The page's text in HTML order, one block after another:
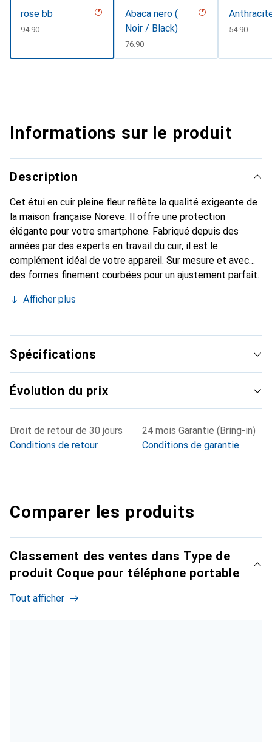
rose bb
CHF
94.90
Abaca nero (
Noir / Black)
CHF
76.90
CHF
54.90
Informations sur le produit
Description
Cet étui en cuir pleine fleur reflète la qualité exigeante de
la maison française Noreve. Il offre une protection
élégante pour votre smartphone. Fabriqué depuis des
années par des experts en travail du cuir, il est le
complément idéal de votre appareil. Sur mesure et avec
des formes finement courbées pour un ajustement parfait.
smartphone. La marque Noreve est internationalement
toujours un bon choix pour le client exigeant.
Afficher plus
Spécifications
Évolution du prix
Droit de retour de 30 jours
Conditions de retour
24 mois Garantie (Bring-in)
Conditions de garantie
Comparer les produits
Classement des ventes dans Type de
produit Coque pour téléphone portable
Tout afficher